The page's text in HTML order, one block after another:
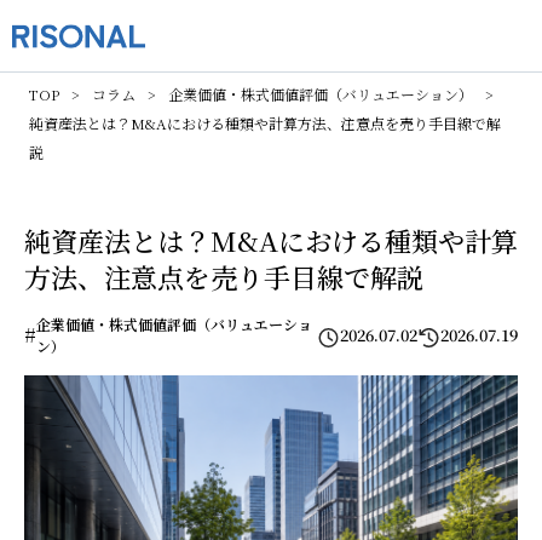
TOP コラム
企業価値・株式価値評価（バリュエーション）
純資産法とは？M&Aにおける種類や計算方法、注意点を売り手目線で解
説
純資産法とは？M&Aにおける種類や計算
方法、注意点を売り手目線で解説
#企業価値・株式価値評価（バリュエーショ
ン）
2026.07.02 2026.07.19